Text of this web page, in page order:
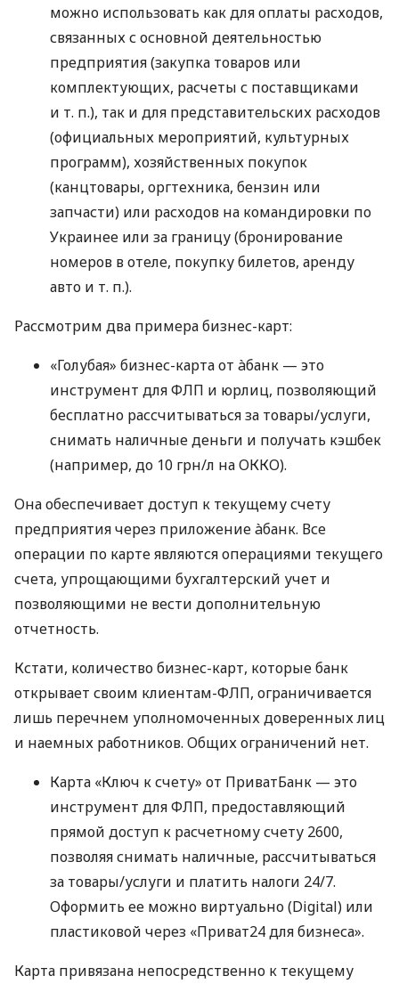
можно использовать как для оплаты расходов,
связанных с основной деятельностью
предприятия (закупка товаров или
комплектующих, расчеты с поставщиками
и т. п.), так и для представительских расходов
(официальных мероприятий, культурных
программ), хозяйственных покупок
(канцтовары, оргтехника, бензин или
запчасти) или расходов на командировки по
Украинее или за границу (бронирование
номеров в отеле, покупку билетов, аренду
авто и т. п.).
Рассмотрим два примера бизнес-карт:
«Голубая» бизнес-карта от àбанк — это
инструмент для ФЛП и юрлиц, позволяющий
бесплатно рассчитываться за товары/услуги,
снимать наличные деньги и получать кэшбек
(например, до 10 грн/л на ОККО).
Она обеспечивает доступ к текущему счету
предприятия через приложение àбанк. Все
операции по карте являются операциями текущего
счета, упрощающими бухгалтерский учет и
позволяющими не вести дополнительную
отчетность.
Кстати, количество бизнес-карт, которые банк
открывает своим клиентам-ФЛП, ограничивается
лишь перечнем уполномоченных доверенных лиц
и наемных работников. Общих ограничений нет.
Карта «Ключ к счету» от ПриватБанк — это
инструмент для ФЛП, предоставляющий
прямой доступ к расчетному счету 2600,
позволяя снимать наличные, рассчитываться
за товары/услуги и платить налоги 24/7.
Оформить ее можно виртуально (Digital) или
пластиковой через «Приват24 для бизнеса».
Карта привязана непосредственно к текущему